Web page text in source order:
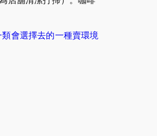
會選擇去的一種賣環境